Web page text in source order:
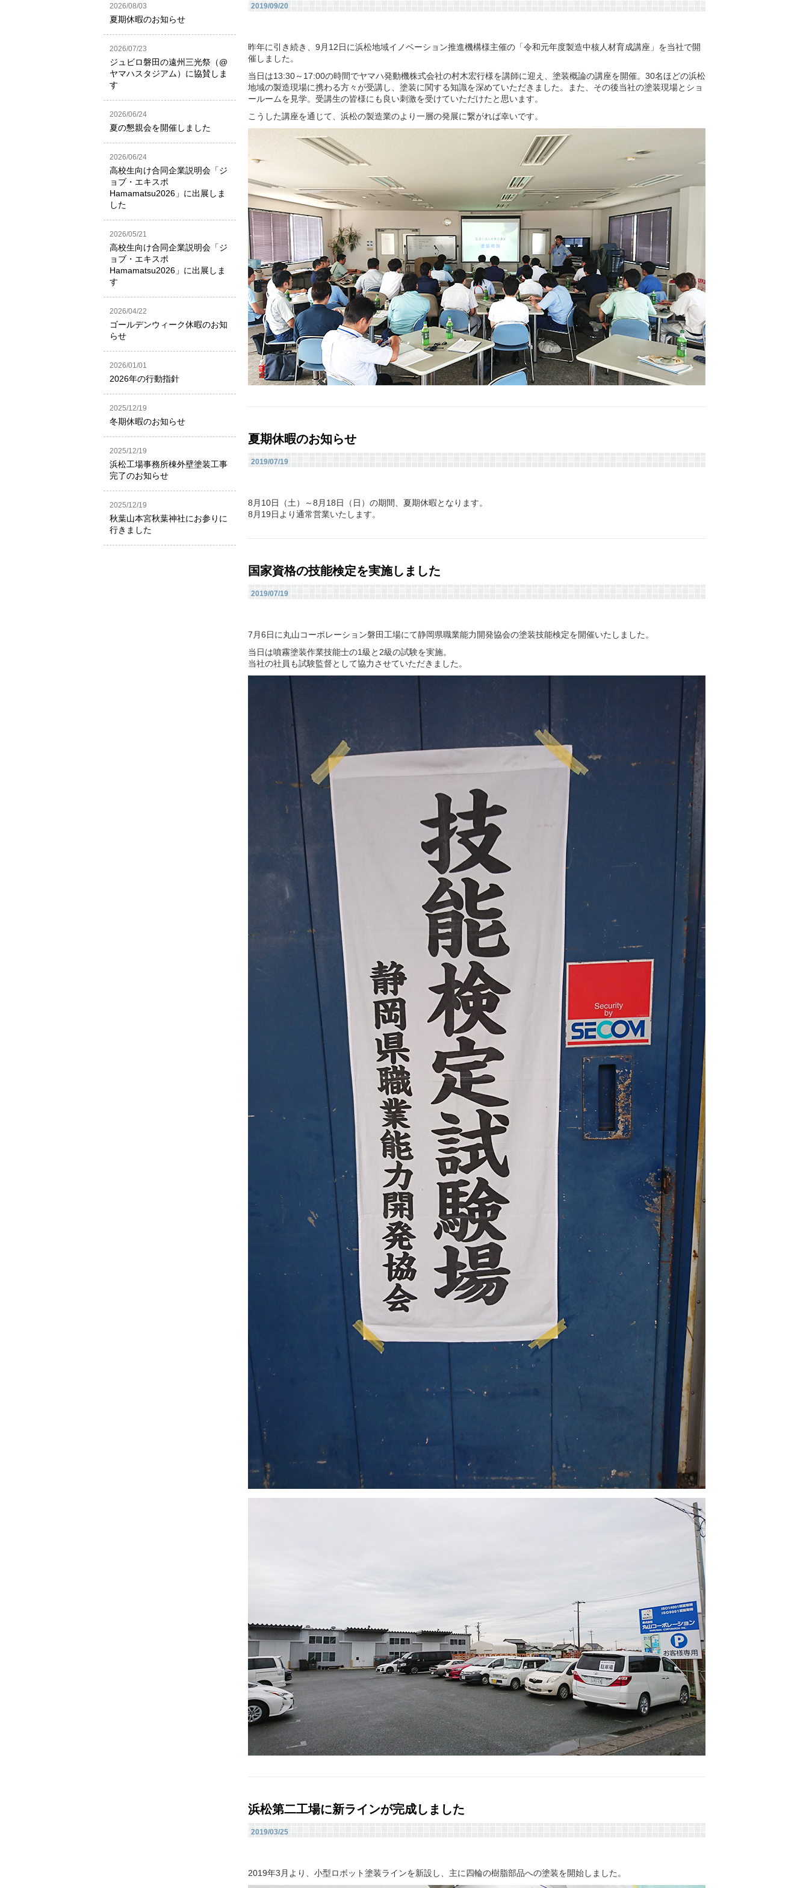
2019/09/20
昨年に引き続き、9月12日に浜松地域イノベーション推進機構様主催の「令和元年度製造中核人材育成講座」を当社で開
催しました。
当日は13:30～17:00の時間でヤマハ発動機株式会社の村木宏行様を講師に迎え、塗装概論の講座を開催。30名ほどの浜松
地域の製造現場に携わる方々が受講し、塗装に関する知識を深めていただきました。また、その後当社の塗装現場とショ
ールームを見学。受講生の皆様にも良い刺激を受けていただけたと思います。
こうした講座を通じて、浜松の製造業のより一層の発展に繋がれば幸いです。
夏期休暇のお知らせ
2019/07/19
8月10日（土）～8月18日（日）の期間、夏期休暇となります。
8月19日より通常営業いたします。
国家資格の技能検定を実施しました
2019/07/19
7月6日に丸山コーポレーション磐田工場にて静岡県職業能力開発協会の塗装技能検定を開催いたしました。
当日は噴霧塗装作業技能士の1級と2級の試験を実施。
当社の社員も試験監督として協力させていただきました。
浜松第二工場に新ラインが完成しました
2019/03/25
2019年3月より、小型ロボット塗装ラインを新設し、主に四輪の樹脂部品への塗装を開始しました。
2026/08/03
夏期休暇のお知らせ
2026/07/23
ジュビロ磐田の遠州三光祭（@
ヤマハスタジアム）に協賛しま
す
2026/06/24
夏の懇親会を開催しました
2026/06/24
高校生向け合同企業説明会「ジ
ョブ・エキスポ
Hamamatsu2026」に出展しま
した
2026/05/21
高校生向け合同企業説明会「ジ
ョブ・エキスポ
Hamamatsu2026」に出展しま
す
2026/04/22
ゴールデンウィーク休暇のお知
らせ
2026/01/01
2026年の行動指針
2025/12/19
冬期休暇のお知らせ
2025/12/19
浜松工場事務所棟外壁塗装工事
完了のお知らせ
2025/12/19
秋葉山本宮秋葉神社にお参りに
行きました